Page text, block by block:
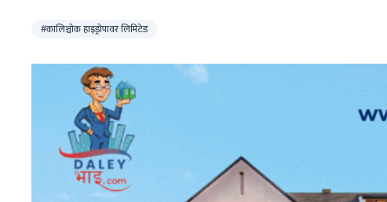
#कालिञ्चोक हाइड्रोपावर लिमिटेड